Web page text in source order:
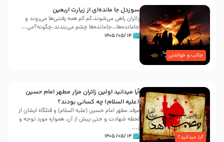
جالب و خواندنی
سوزدل جا مانده‌ای از زیارت اربعین
زائران راهی می‌شوند،کم‌ کم همه رفتنی‌ها می‌روند و
جامانده‌ها…جامانده‌ها چشم می‌بندند.چگونه؟می‌...
۱۴ /۰۵/ ۱۴۰۵
آیا میدانید؟
آیا میدانید اولین زائران مزار مطهر امام حسین
(علیه السلام) چه کسانی بودند؟
مرقد مطهر امام حسین (علیه السلام) و قتلگاه ایشان از
لحظه شهادت و حتی پیش از آن، همواره مورد توجه و
ز...
۱۴ /۰۵/ ۱۴۰۵